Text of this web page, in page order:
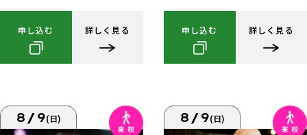
申し込む 詳しく見る 申し込む 詳しく見る
8/9(日) 8/9(日)